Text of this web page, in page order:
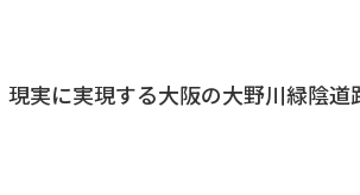
実に実現する大阪の大野川緑陰